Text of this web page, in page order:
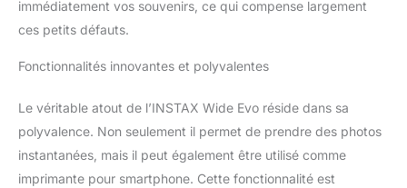
de charge USB-C, le
immédiatement vos souvenirs, ce qui compense largement
ces petits défauts.
Fonctionnalités innovantes et polyvalentes
Le véritable atout de l’INSTAX Wide Evo réside dans sa
polyvalence. Non seulement il permet de prendre des photos
instantanées, mais il peut également être utilisé comme
imprimante pour smartphone. Cette fonctionnalité est